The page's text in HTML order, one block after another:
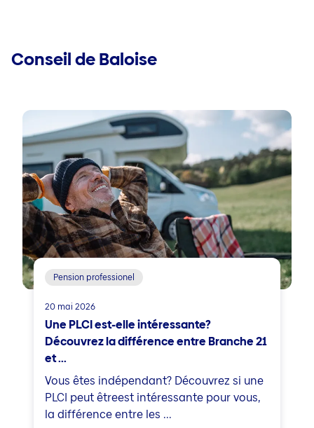
Conseil de Baloise
Pension professionel
20 mai 2026
Une PLCI est-elle intéressante?
Découvrez la différence entre Branche 21
et ...
Vous êtes indépendant? Découvrez si une
PLCI peut êtreest intéressante pour vous,
la différence entre les ...